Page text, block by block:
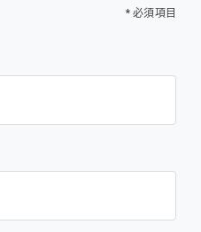
* 必須項目